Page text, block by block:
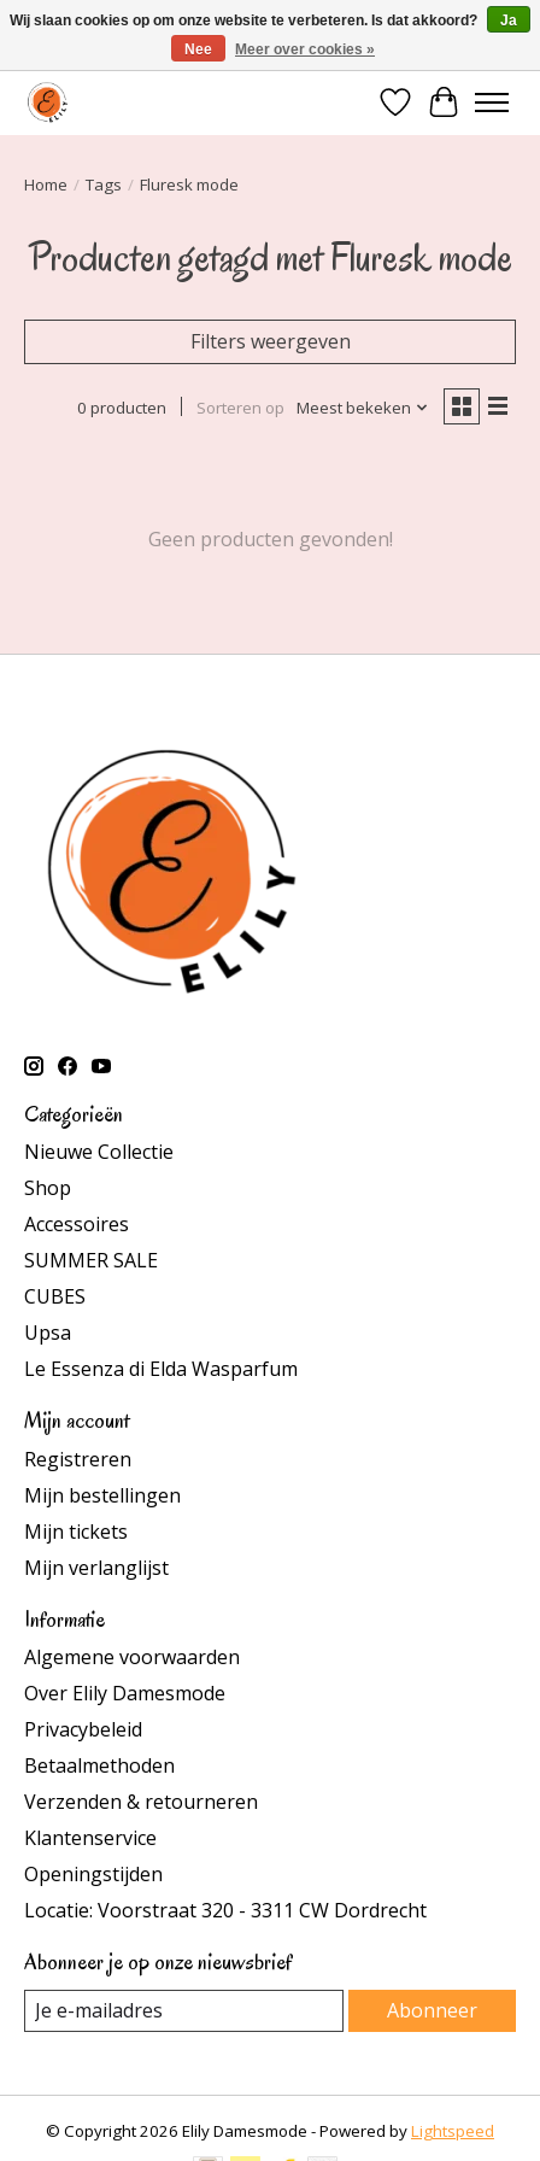
Elily is er om jou te laten stralen! Mode vanaf maat 34 t/m 54
Verlanglijst
Home / Tags / Fluresk mode
Producten getagd met Fluresk mode
Filters weergeven
0 producten Sorteren op Meest bekeken
Geen producten gevonden!
Categorieën
Nieuwe Collectie
Shop
Accessoires
SUMMER SALE
CUBES
Upsa
Le Essenza di Elda Wasparfum
Mijn account
Registreren
Mijn bestellingen
Mijn tickets
Mijn verlanglijst
Informatie
Algemene voorwaarden
Over Elily Damesmode
Privacybeleid
Betaalmethoden
Verzenden & retourneren
Klantenservice
Openingstijden
Locatie: Voorstraat 320 - 3311 CW Dordrecht
Abonneer je op onze nieuwsbrief
Abonneer
© Copyright 2026 Elily Damesmode - Powered byLightspeed
Wij slaan cookies op om onze website te verbeteren. Is dat akkoord?
Ja
Nee
Meer over cookies »